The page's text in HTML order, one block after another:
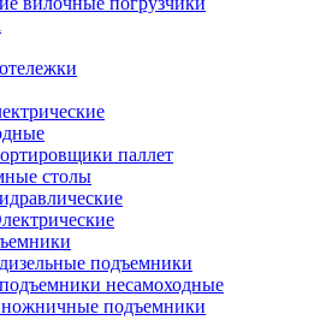
паллет
столы
подъемники
несамоходные
подъемники